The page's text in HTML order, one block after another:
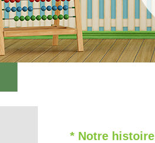
* Notre histoire